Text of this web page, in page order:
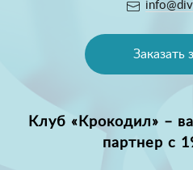
Заказать
Клуб «Крокодил» –
партнер с